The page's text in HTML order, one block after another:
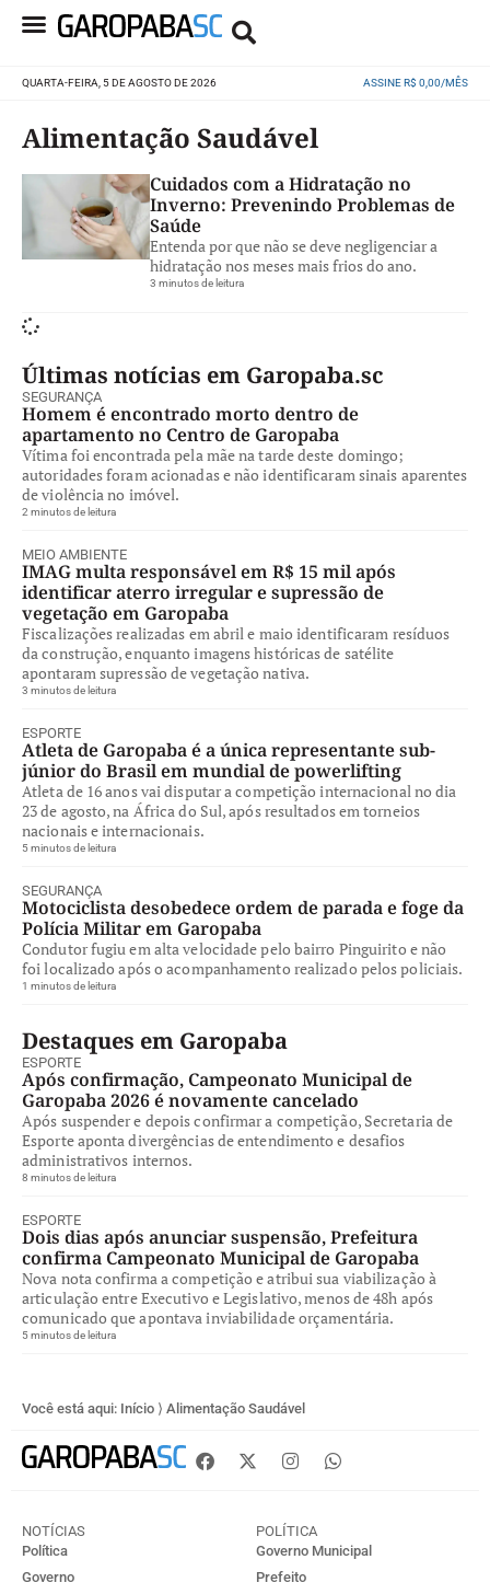
QUARTA-FEIRA, 5 DE AGOSTO DE 2026 ASSINE R$ 0,00/MÊS
Alimentação Saudável
Cuidados com a Hidratação no
Inverno: Prevenindo Problemas de
Saúde
Entenda por que não se deve negligenciar a
hidratação nos meses mais frios do ano.
3 minutos de leitura
Últimas notícias em Garopaba.sc
SEGURANÇA
Homem é encontrado morto dentro de
apartamento no Centro de Garopaba
Vítima foi encontrada pela mãe na tarde deste domingo;
autoridades foram acionadas e não identificaram sinais aparentes
de violência no imóvel.
2 minutos de leitura
MEIO AMBIENTE
IMAG multa responsável em R$ 15 mil após
identificar aterro irregular e supressão de
vegetação em Garopaba
Fiscalizações realizadas em abril e maio identificaram resíduos
da construção, enquanto imagens históricas de satélite
apontaram supressão de vegetação nativa.
3 minutos de leitura
ESPORTE
Atleta de Garopaba é a única representante sub-
júnior do Brasil em mundial de powerlifting
Atleta de 16 anos vai disputar a competição internacional no dia
23 de agosto, na África do Sul, após resultados em torneios
nacionais e internacionais.
5 minutos de leitura
SEGURANÇA
Motociclista desobedece ordem de parada e foge da
Polícia Militar em Garopaba
Condutor fugiu em alta velocidade pelo bairro Pinguirito e não
foi localizado após o acompanhamento realizado pelos policiais.
1 minutos de leitura
Destaques em Garopaba
ESPORTE
Após confirmação, Campeonato Municipal de
Garopaba 2026 é novamente cancelado
Após suspender e depois confirmar a competição, Secretaria de
Esporte aponta divergências de entendimento e desafios
administrativos internos.
8 minutos de leitura
ESPORTE
Dois dias após anunciar suspensão, Prefeitura
confirma Campeonato Municipal de Garopaba
Nova nota confirma a competição e atribui sua viabilização à
articulação entre Executivo e Legislativo, menos de 48h após
comunicado que apontava inviabilidade orçamentária.
5 minutos de leitura
Você está aqui: Início ⟩ Alimentação Saudável
NOTÍCIAS
Política
Governo
POLÍTICA
Governo Municipal
Prefeito